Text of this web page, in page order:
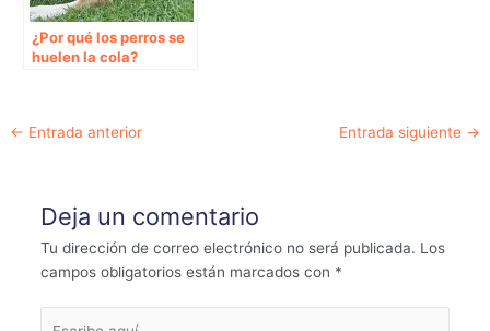
¿Por qué los perros se
huelen la cola?
Navegación
← Entrada anterior Entrada siguiente →
Deja un comentario
Tu dirección de correo electrónico no será publicada. Los
campos obligatorios están marcados con *